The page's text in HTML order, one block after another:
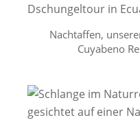
Nachtaffen,
Cuyabeno